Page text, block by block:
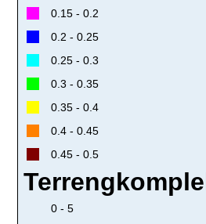
0.15 - 0.2
0.2 - 0.25
0.25 - 0.3
0.3 - 0.35
0.35 - 0.4
0.4 - 0.45
0.45 - 0.5
0 - 5